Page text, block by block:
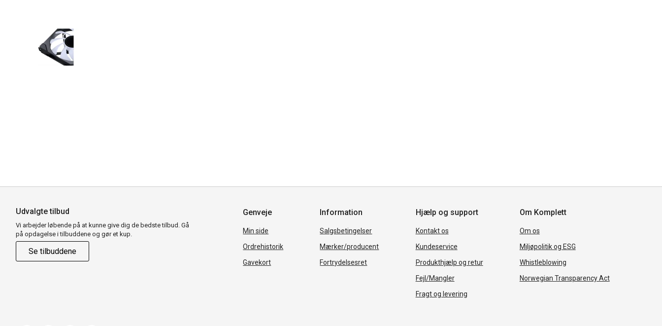
Udvalgte tilbud
Vi arbejder løbende på at kunne give dig de bedste tilbud. Gå
på opdagelse i tilbuddene og gør et kup.
Se tilbuddene
Genveje
Min side
Ordrehistorik
Gavekort
Information
Salgsbetingelser
Mærker/producent
Fortrydelsesret
Hjælp og support
Kontakt os
Kundeservice
Produkthjælp og retur
Fejl/Mangler
Fragt og levering
Om Komplett
Om os
Miljøpolitik og ESG
Whistleblowing
Norwegian Transparency Act